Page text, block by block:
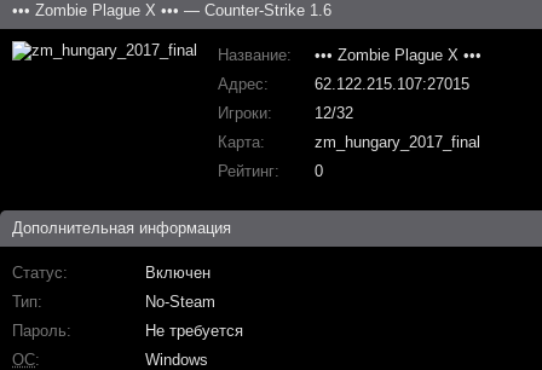
••• Zombie Plague X ••• — Counter-Strike 1.6
Название
••• Zombie Plague X •••
Адрес
62.122.215.107:27015
Игроки
12/32
Карта
zm_hungary_2017_final
Рейтинг
0
Дополнительная информация
Статус
Включен
Тип
No-Steam
Пароль
Не требуется
ОС
Windows